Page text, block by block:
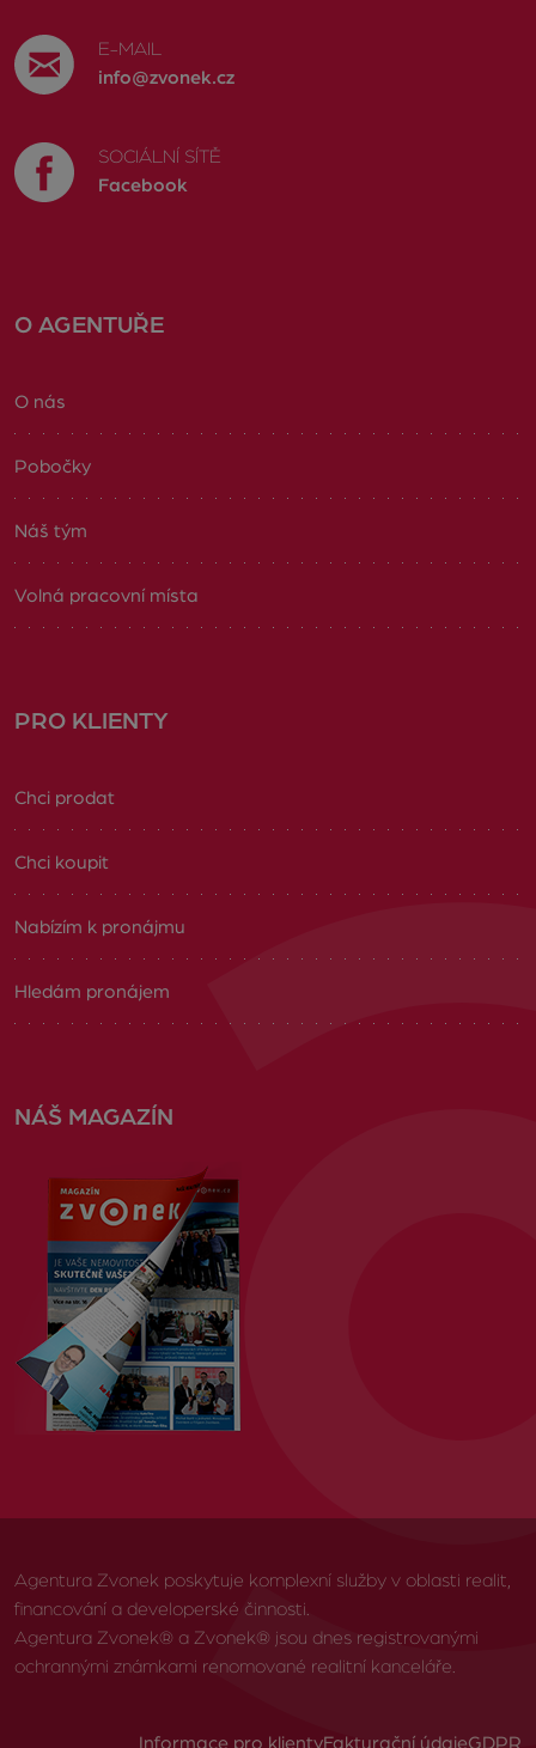
E-MAIL
info@zvonek.cz
SOCIÁLNÍ SÍTĚ
Facebook
O AGENTUŘE
O nás
Pobočky
Náš tým
Volná pracovní místa
PRO KLIENTY
Chci prodat
Chci koupit
Nabízím k pronájmu
Hledám pronájem
NÁŠ MAGAZÍN
Agentura Zvonek poskytuje komplexní služby v oblasti realit,
financování a developerské činnosti.
Agentura Zvonek® a Zvonek® jsou dnes registrovanými
ochrannými známkami renomované realitní kanceláře.
Informace pro klientyFakturační údajeGDPR